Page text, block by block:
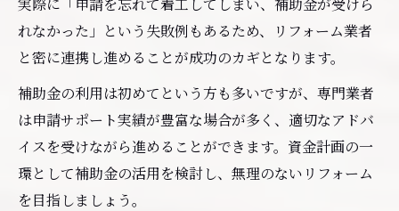
れなかった」という失敗例もあるため、リフォーム業者
と密に連携し進めることが成功のカギとなります。
補助金の利用は初めてという方も多いですが、専門業者
は申請サポート実績が豊富な場合が多く、適切なアドバ
イスを受けながら進めることができます。資金計画の一
環として補助金の活用を検討し、無理のないリフォーム
を目指しましょう。